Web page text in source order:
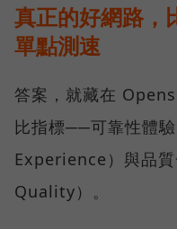
真正的好網路，
單點測速
答案，就藏在
比指標──可靠性體
Experience）與品
Quality）。